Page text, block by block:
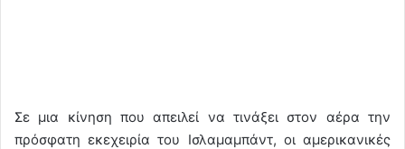
Σε μια κίνηση που απειλεί να τινάξει στον αέρα την
πρόσφατη εκεχειρία του Ισλαμαμπάντ, οι αμερικανικές